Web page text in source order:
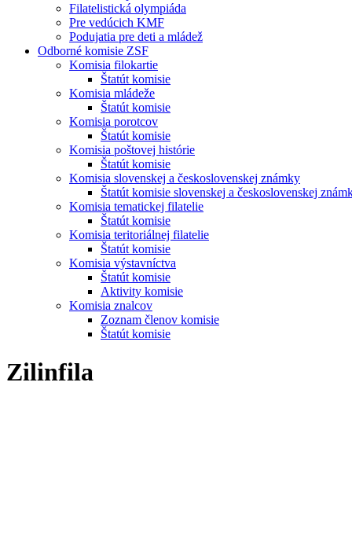
Filatelistická olympiáda
Pre vedúcich KMF
Podujatia pre deti a mládež
Odborné komisie ZSF
Komisia filokartie
Štatút komisie
Komisia mládeže
Štatút komisie
Komisia porotcov
Štatút komisie
Komisia poštovej histórie
Štatút komisie
Komisia slovenskej a československej známky
Štatút komisie slovenskej a československej
Komisia tematickej filatelie
Štatút komisie
Komisia teritoriálnej filatelie
Štatút komisie
Komisia výstavníctva
Štatút komisie
Aktivity komisie
Komisia znalcov
Zoznam členov komisie
Štatút komisie
Zilinfila